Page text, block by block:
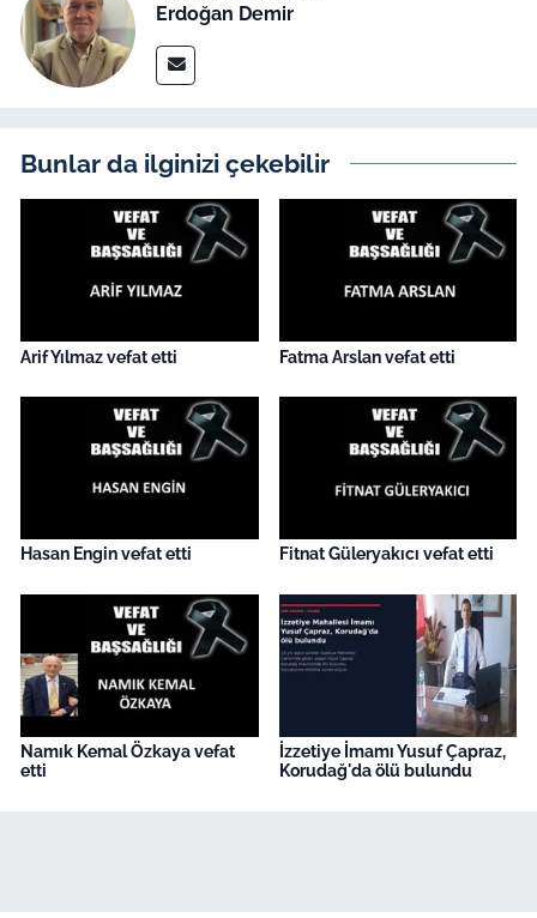
Erdoğan Demir
Bunlar da ilginizi çekebilir
Arif Yılmaz vefat etti Fatma Arslan vefat etti
Hasan Engin vefat etti Fitnat Güleryakıcı vefat etti
Namık Kemal Özkaya vefat
etti
İzzetiye İmamı Yusuf Çapraz,
Korudağ'da ölü bulundu
İş Dünyası
English News
Canlı Maç
Finans
Genel-A
Gündem-Eğitim